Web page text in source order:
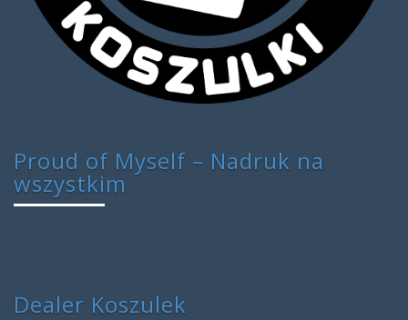
Proud of Myself – Nadruk na
wszystkim
Dealer Koszulek